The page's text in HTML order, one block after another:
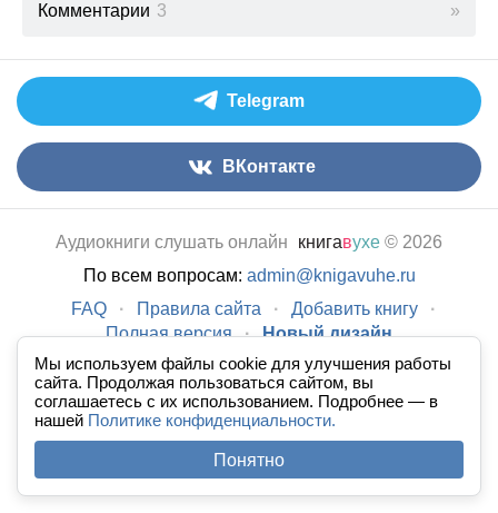
Мы используем файлы cookie для улучшения работы
сайта. Продолжая пользоваться сайтом, вы
соглашаетесь с их использованием. Подробнее — в
нашей Политике конфиденциальности.
Понятно
Комментарии 3
Telegram
ВКонтакте
Аудиокниги слушать онлайн книгавухе © 2026
По всем вопросам: admin@knigavuhe.ru
FAQ
· Правила сайта · Добавить книгу
·
Полная версия
· Новый дизайн